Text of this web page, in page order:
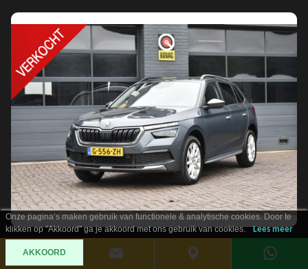
ŠKODA KAMIQ
Onze pagina’s maken gebruik van functionele & analytische cookies. Door te
klikken op "Akkoord" ga je akkoord met ons gebruik van cookies.
Lees meer
AKKOORD